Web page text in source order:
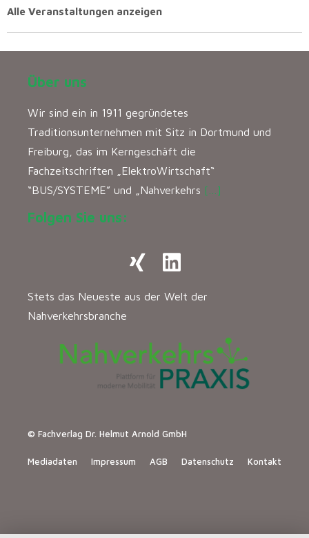
Alle Veranstaltungen anzeigen
Über uns
Wir sind ein in 1911 gegründetes
Traditionsunternehmen mit Sitz in Dortmund und
Freiburg, das im Kerngeschäft die
Fachzeitschriften „ElektroWirtschaft“
“BUS/SYSTEME” und „Nahverkehrs […]
Folgen Sie uns:
Stets das Neueste aus der Welt der
Nahverkehrsbranche
© Fachverlag Dr. Helmut Arnold GmbH
Mediadaten Impressum AGB Datenschutz Kontakt